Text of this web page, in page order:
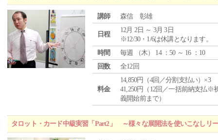
講師 森信 彰雄
日程
12月 2日 ～ 3月 3日
※12/30・1/6は休講となります。
時間
毎週 （木） 14 ：50 ～ 16 ：10
回数
全12回
料金
14,850円（4回／分割支払い）×3
41,250円（12回／一括前納支払※
義開始前まで）
タロット・カード中級実習「Part2」 ～様々な展開法を使いこなしリ